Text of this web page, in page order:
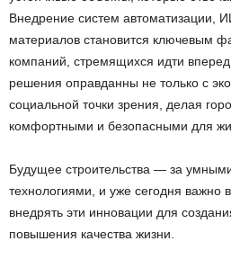
Внедрение систем автоматизации,
материалов становится ключевым
компаний, стремящихся идти
решения оправданны не только с
социальной точки зрения, делая
комфортными и безопасными для
Будущее строительства — за
технологиями, и уже сегодня важно
внедрять эти инновации для
повышения качества жизни.